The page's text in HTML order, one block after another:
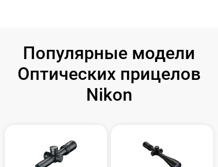
Популярные модели
Оптических прицелов
Nikon